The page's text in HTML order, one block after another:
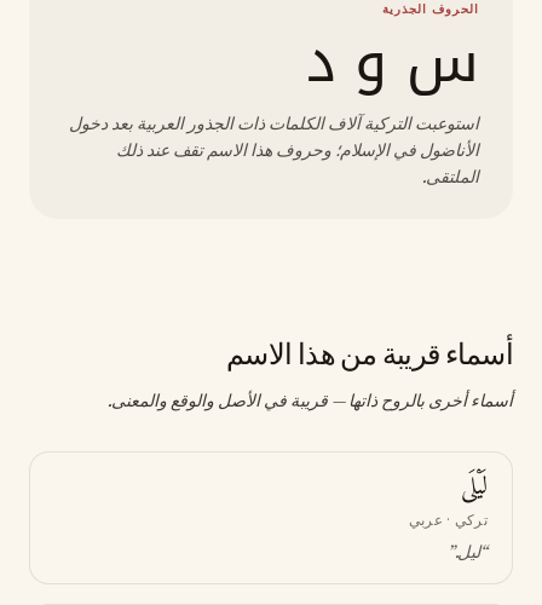
الحروف الجذرية
س و د
استوعبت التركية آلاف الكلمات ذات الجذور العربية بعد دخول
الأناضول في الإسلام؛ وحروف هذا الاسم تقف عند ذلك
الملتقى.
أسماء قريبة من هذا الاسم
أسماء أخرى بالروح ذاتها — قريبة في الأصل والوقع والمعنى.
لَيْلَى
تركي · عربي
“ليل.”